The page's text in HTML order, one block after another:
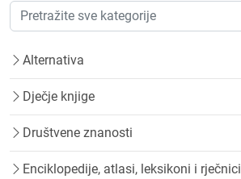
Alternativa
Dječje knjige
Društvene znanosti
Enciklopedije, atlasi, leksikoni i rječnici